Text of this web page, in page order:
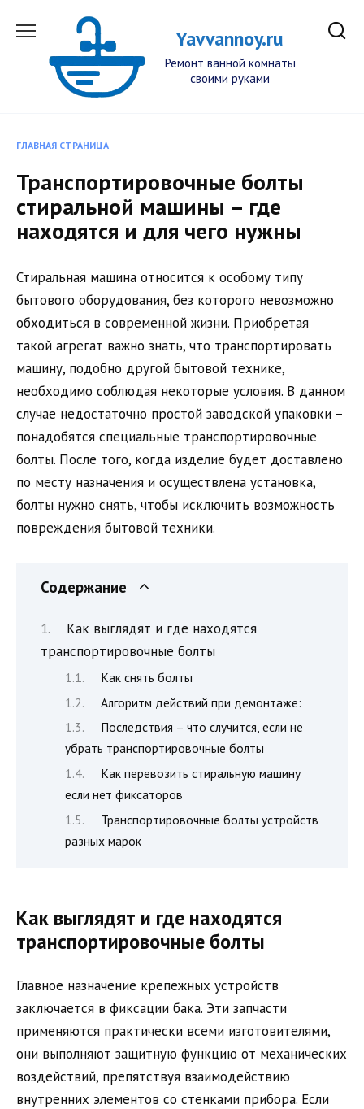
Yavvannoy.ru
Ремонт ванной комнаты
своими руками
ГЛАВНАЯ СТРАНИЦА
Транспортировочные болты
стиральной машины – где
находятся и для чего нужны
Стиральная машина относится к особому типу
бытового оборудования, без которого невозможно
обходиться в современной жизни. Приобретая
такой агрегат важно знать, что транспортировать
машину, подобно другой бытовой технике,
необходимо соблюдая некоторые условия. В данном
случае недостаточно простой заводской упаковки –
понадобятся специальные транспортировочные
болты. После того, когда изделие будет доставлено
по месту назначения и осуществлена установка,
болты нужно снять, чтобы исключить возможность
повреждения бытовой техники.
Содержание
Как выглядят и где находятся
транспортировочные болты
Как снять болты
Алгоритм действий при демонтаже:
Последствия – что случится, если не
убрать транспортировочные болты
Как перевозить стиральную машину
если нет фиксаторов
Транспортировочные болты устройств
разных марок
Как выглядят и где находятся
транспортировочные болты
Главное назначение крепежных устройств
заключается в фиксации бака. Эти запчасти
применяются практически всеми изготовителями,
они выполняют защитную функцию от механических
воздействий, препятствуя взаимодействию
внутренних элементов со стенками прибора. Если